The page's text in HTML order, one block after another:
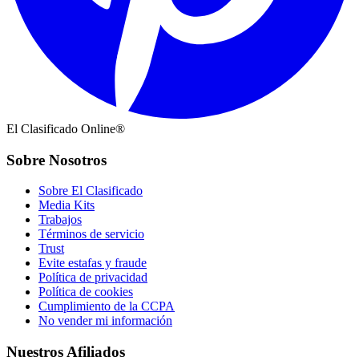
El Clasificado Online®
Sobre Nosotros
Sobre El Clasificado
Media Kits
Trabajos
Términos de servicio
Trust
Evite estafas y fraude
Política de privacidad
Política de cookies
Cumplimiento de la CCPA
No vender mi información
Nuestros Afiliados